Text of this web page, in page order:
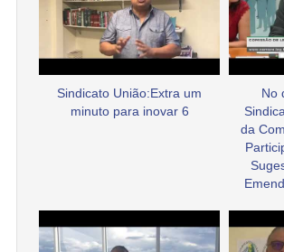
Sindicato União:Extra um
minuto para inovar 6
No
da